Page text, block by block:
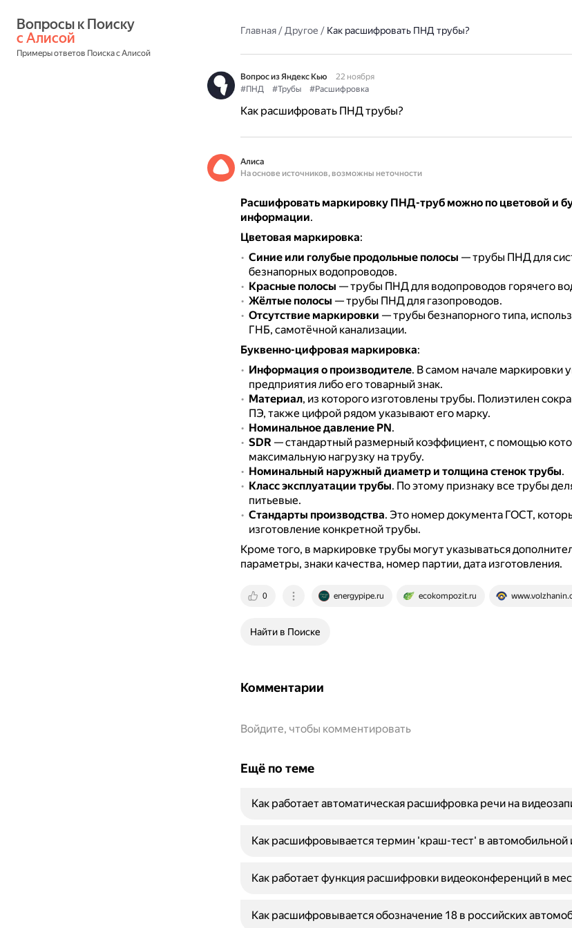
с Алисой
Примеры ответов Поиска с Алисой
Главная/Другое / Как расшифровать ПНД трубы?
Вопрос из Яндекс Кью
22 ноября
#ПНД
#Трубы #Расшифровка
Как расшифровать ПНД трубы?
Алиса
На основе источников, возможны неточности
Расшифровать маркировку ПНД-труб можно по цветовой и
информации.
Цветовая маркировка:
Синие или голубые продольные полосы — трубы ПНД для
безнапорных водопроводов.
Красные полосы — трубы ПНД для водопроводов горячего
Жёлтые полосы — трубы ПНД для газопроводов.
Отсутствие маркировки — трубы безнапорного типа,
ГНБ, самотёчной канализации.
Буквенно-цифровая маркировка:
Информация о производителе. В самом начале маркировки
предприятия либо его товарный знак.
Материал, из которого изготовлены трубы. Полиэтилен
ПЭ, также цифрой рядом указывают его марку.
Номинальное давление PN.
SDR — стандартный размерный коэффициент, с помощью
максимальную нагрузку на трубу.
Номинальный наружный диаметр и толщина стенок трубы.
Класс эксплуатации трубы. По этому признаку все трубы
питьевые.
Стандарты производства. Это номер документа ГОСТ,
изготовление конкретной трубы.
Кроме того, в маркировке трубы могут указываться
параметры, знаки качества, номер партии, дата изготовления.
0 energypipe.ru ecokompozit.ru
Найти в Поиске
Комментарии
Войдите, чтобы комментировать
Ещё по теме
Как работает автоматическая расшифровка речи на
Как расшифровывается термин 'краш-тест' в автомобильной
Как работает функция расшифровки видеоконференций в
Как расшифровывается обозначение 18 в российских